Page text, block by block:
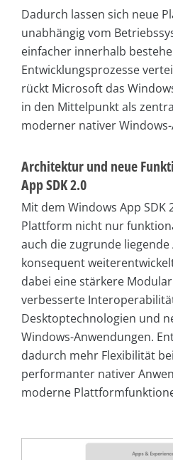
Dadurch lassen sich neue
unabhängig vom
einfacher innerhalb
Entwicklungsprozesse
rückt Microsoft das
in den Mittelpunkt als
moderner nativer
Architektur und neue
App SDK 2.0
Mit dem Windows App
Plattform nicht nur
auch die zugrunde
konsequent
dabei eine stärkere
verbesserte
Desktoptechnologien und
Windows-Anwendungen.
dadurch mehr Flexibilität
performanter nativer
moderne